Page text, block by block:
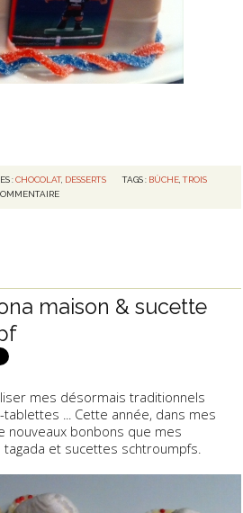
:CHOCOLAT, DESSERTS TAGS : BÛCHE ,TROIS
maison & sucette
mes désormais traditionnels
... Cette année, dans mes
nouveaux bonbons que mes
tagada et sucettes schtroumpfs.